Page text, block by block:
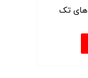
لنت ترمز جلو هیوندا i40 های تک